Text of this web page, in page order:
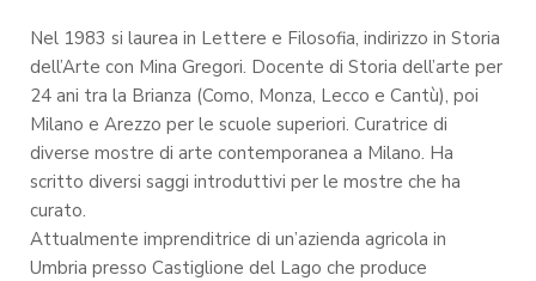
Nel 1983 si laurea in Lettere e Filosofia, indirizzo in Storia
dell’Arte con Mina Gregori. Docente di Storia dell’arte per
24 ani tra la Brianza (Como, Monza, Lecco e Cantù), poi
Milano e Arezzo per le scuole superiori. Curatrice di
diverse mostre di arte contemporanea a Milano. Ha
scritto diversi saggi introduttivi per le mostre che ha
curato.
Attualmente imprenditrice di un’azienda agricola in
Umbria presso Castiglione del Lago che produce